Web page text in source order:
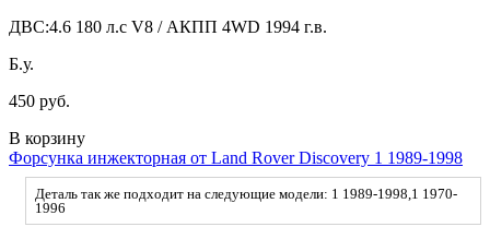
ДВС:4.6 180 л.с V8 / АКПП 4WD 1994 г.в.
Б.у.
450 руб.
В корзину
Форсунка инжекторная от Land Rover Discovery 1 1989-1998
Деталь так же подходит на следующие модели: 1 1989-1998,1 1970-
1996